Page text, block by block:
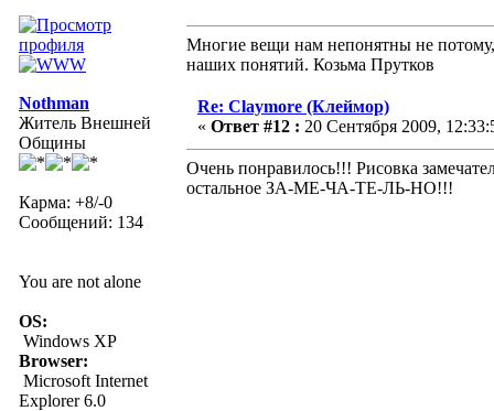
Многие вещи нам непонятны не
наших понятий. Козьма Прутков
Nothman
Житель Внешней
Общины
Карма: +8/-0
Сообщений: 134
You are not alone
OS:
Windows XP
Browser:
Microsoft Internet
Explorer 6.0
Re: Claymore (Клеймор)
« Ответ #12 : 20 Сентября 2009,
Очень понравилось!!! Рисовка
остальное ЗА-МЕ-ЧА-ТЕ-ЛЬ-НО!!!